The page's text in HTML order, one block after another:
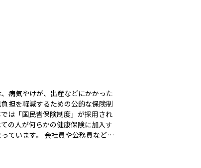
病気やけが、出産などにかかった
担を軽減するための公的な保険制
は「国民皆保険制度」が採用され
の人が何らかの健康保険に加入す
会社員や公務員など